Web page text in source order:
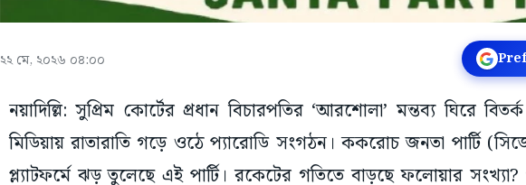
২২ মে, ২০২৬ ০৪:০০
নয়াদিল্লি: সুপ্রিম কোর্টের প্রধান বিচারপতির ‘আরশোলা’ মন্তব্য ঘিরে
মিডিয়ায় রাতারাতি গড়ে ওঠে প্যারোডি সংগঠন। ককরোচ জনতা পার্টি
প্ল্যাটফর্মে ঝড় তুলেছে এই পার্টি। রকেটের গতিতে বাড়ছে ফলোয়ার